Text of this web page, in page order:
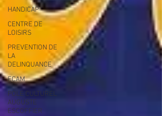
HANDICAP
CENTRE DE
LOISIRS
PREVENTION DE
LA
DELINQUANCE
ECAM
POLE CULTUREL
AUGUSTE
ESCOFFIER